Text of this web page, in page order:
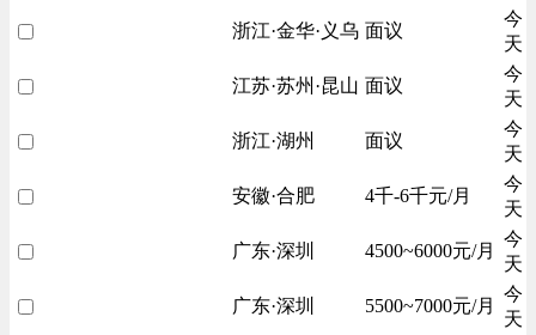
浙江·金华·义乌 面议
今
天
江苏·苏州·昆山 面议
今
天
浙江·湖州 面议
今
天
安徽·合肥 4千-6千元/月
今
天
广东·深圳 4500~6000元/月
今
天
广东·深圳 5500~7000元/月
今
天